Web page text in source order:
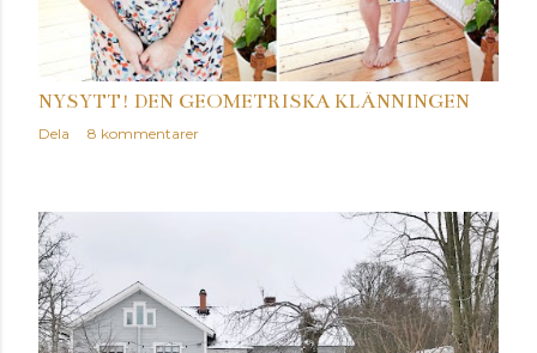
NYSYTT! DEN GEOMETRISKA KLÄNNINGEN
Dela 8 kommentarer